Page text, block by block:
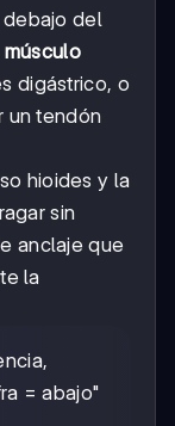
del
músculo
digástrico, o
un tendón
hioides y la
sin
anclaje que
la
= abajo"